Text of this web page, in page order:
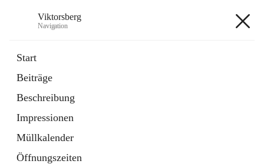
Viktorsberg
Navigation
Start
Beiträge
Beschreibung
Impressionen
Müllkalender
Öffnungszeiten
1 Schnellzugriff
Bürgerservice
10 Schnellzugriffe